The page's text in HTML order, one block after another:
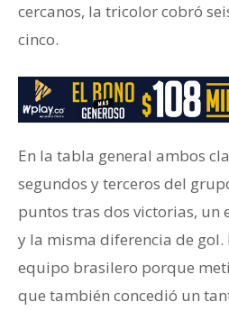
cercanos, la tricolor cobró
cinco.
En la tabla general ambos
segundos y terceros del
puntos tras dos victorias, un
y la misma diferencia de gol.
equipo brasilero porque
que también concedió un